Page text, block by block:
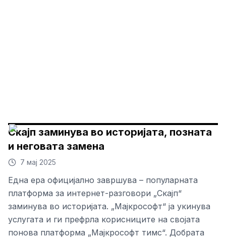
Скајп заминува во историјата, позната
и неговата замена
7 мај 2025
Една ера официјално завршува – популарната
платформа за интернет-разговори „Скајп“
заминува во историјата. „Мајкрософт“ ја укинува
услугата и ги префрла корисниците на својата
понова платформа „Мајкрософт тимс“. Добрата